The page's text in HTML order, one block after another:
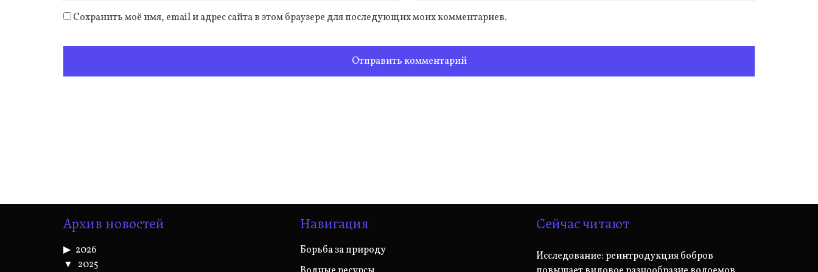
Сохранить моё имя, email и адрес сайта в этом браузере для последующих моих комментариев.
Архив новостей
2026
2025
Навигация
Борьба за природу
Сейчас читают
Исследование: реинтродукция бобров